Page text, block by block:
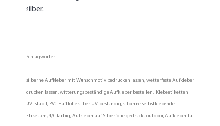
silber.
Schlagwörter:
silberne Aufkleber mit Wunschmotiv bedrucken lassen, wetterfeste Aufkleber
drucken lassen, witterungsbeständige Aufkleber bestellen, Klebeetiketten
UV- stabil, PVC Haftfolie silber UV-beständig, silberne selbstklebende
Etiketten, 4/0-farbig, Aufkleber auf Silberfolie gedruckt outdoor, Aufkleber für